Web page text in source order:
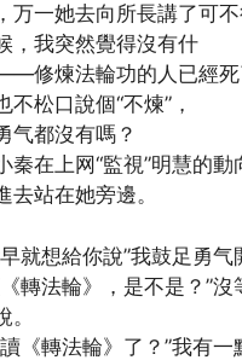
万一她去向所長講了可
，我突然覺得沒有什
修煉法輪功的人已經死
不松口說個“不煉”，
气都沒有嗎？
秦在上网“監視”明慧的動
去站在她旁邊。
就想給你說”我鼓足勇气
轉法輪》，是不是？”
《轉法輪》了？”我有